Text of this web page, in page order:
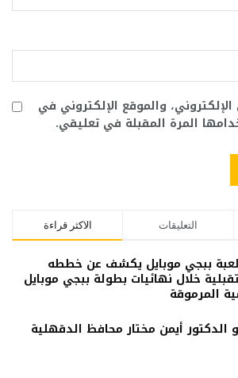
والموقع الإلكتروني في
المرة المقبلة في تعليقي.
الاكثر قراءة التعليقات
ببجي موبايل يكشف عن خططه
خلال نهائيات بطولة ببجي موبايل
المرموقة
أيمن مختار محافظ الدقهلية